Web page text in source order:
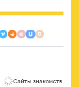
Сайты знакомств